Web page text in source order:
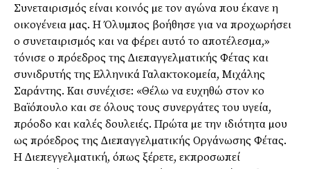
Συνεταιρισµός είναι κοινός µε τον αγώνα που έκανε η
οικογένεια µας. Η Όλυµπος βοήθησε για να προχωρήσει
ο συνεταιρισµός και να φέρει αυτό το αποτέλεσµα,»
τόνισε ο πρόεδρος της ∆ιεπαγγελµατικής Φέτας και
συνιδρυτής της Ελληνικά Γαλακτοκοµεία, Μιχάλης
Σαράντης. Και συνέχισε: «Θέλω να ευχηθώ στον κο
Βαϊόπουλο και σε όλους τους συνεργάτες του υγεία,
πρόοδο και καλές δουλειές. Πρώτα µε την ιδιότητα µου
ως πρόεδρος της ∆ιεπαγγελµατικής Οργάνωσης Φέτας.
Η ∆ιεπεγγελµατική, όπως ξέρετε, εκπροσωπεί